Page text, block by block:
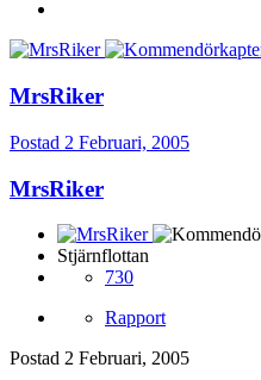
MrsRiker
Postad 2 Februari, 2005
MrsRiker
Stjärnflottan
730
Rapport
Postad 2 Februari, 2005